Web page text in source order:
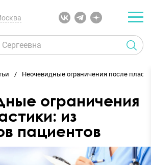
Неочевидные ограничения после
ограничения
из
пациентов